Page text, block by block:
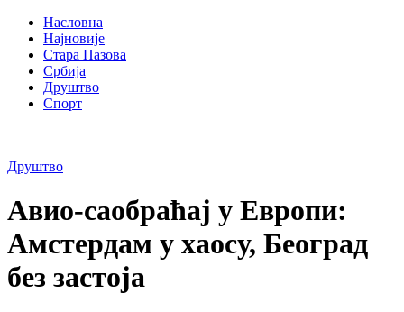
Насловна
Најновије
Стара Пазова
Србија
Друштво
Спорт
Друштво
Авио-саобраћај у Европи:
Амстердам у хаосу, Београд
без застоја